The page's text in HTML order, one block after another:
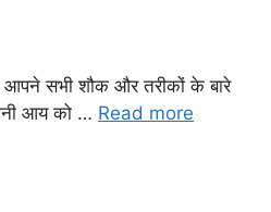
आपने सभी शौक और तरीकों के बारे
आय को … Read more